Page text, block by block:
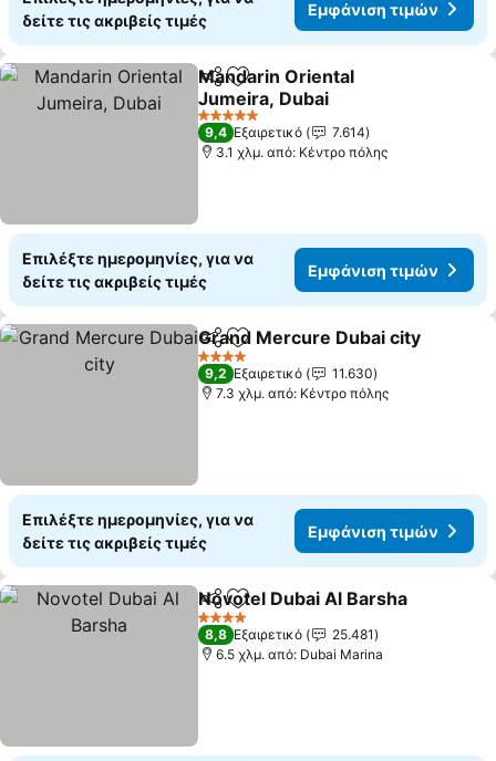
δείτε τις ακριβείς τιμές
Εμφάνιση τιμών
Κοινοποίηση
Προσθήκη στα αγαπημένα
Mandarin Oriental
Jumeira, Dubai
5 Αστέρια
9,4 Εξαιρετικό
7.614
3.1 χλμ. από: Κέντρο πόλης
Επιλέξτε ημερομηνίες, για να
δείτε τις ακριβείς τιμές
Εμφάνιση τιμών
Κοινοποίηση
Προσθήκη στα αγαπημένα
Grand Mercure Dubai city
4 Αστέρια
9,2 Εξαιρετικό
11.630
7.3 χλμ. από: Κέντρο πόλης
Επιλέξτε ημερομηνίες, για να
δείτε τις ακριβείς τιμές
Εμφάνιση τιμών
Κοινοποίηση
Προσθήκη στα αγαπημένα
Novotel Dubai Al Barsha
4 Αστέρια
8,8 Εξαιρετικό
25.481
6.5 χλμ. από: Dubai Marina